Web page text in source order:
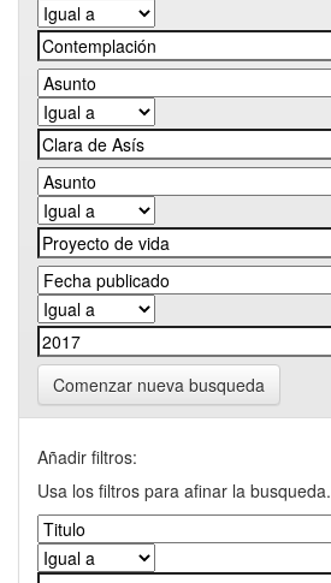
Comenzar nueva busqueda
Añadir filtros:
Usa los filtros para afinar la busqueda.